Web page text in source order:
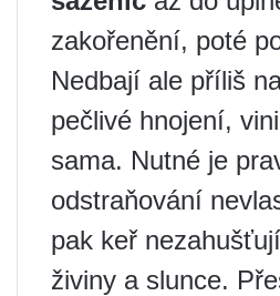
zakořenění, poté
Nedbají ale příliš
pečlivé hnojení,
sama. Nutné je
odstraňování
pak keř
živiny a slunce.